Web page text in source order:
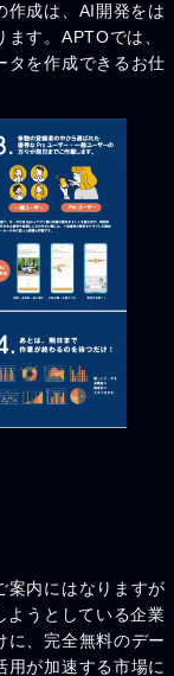
作成は、AI開発をは
す。APTOでは、
タを作成できるお仕
案内にはなりますが
ようとしている企業
に、完全無料のデー
用が加速する市場に